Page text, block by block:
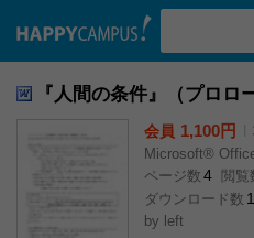
『人間の条件』（プロロ
会員 1,100円
Microsoft®
ページ数 4 閲覧
ダウンロード数 1
by left